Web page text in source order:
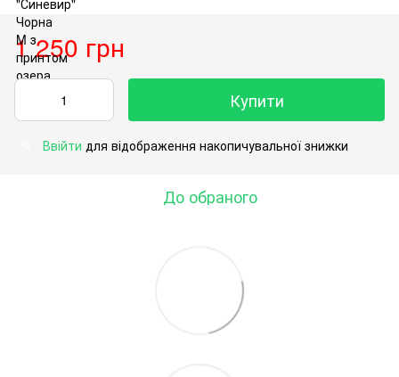
1 250 грн
Купити
Ввійти для відображення накопичувальної знижки
До обраного